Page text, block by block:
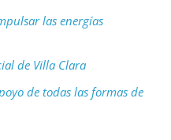
las energías
de Villa Clara
de todas las formas de